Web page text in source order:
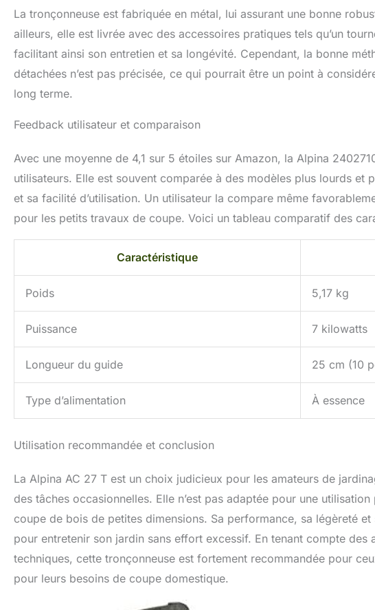
La tronçonneuse est fabriquée en métal, lui assurant une bonne
ailleurs, elle est livrée avec des accessoires pratiques tels qu’un
facilitant ainsi son entretien et sa longévité. Cependant, la bonne
détachées n’est pas précisée, ce qui pourrait être un point à
long terme.
Feedback utilisateur et comparaison
Avec une moyenne de 4,1 sur 5 étoiles sur Amazon, la Alpina
utilisateurs. Elle est souvent comparée à des modèles plus lourds et
et sa facilité d’utilisation. Un utilisateur la compare même
pour les petits travaux de coupe. Voici un tableau comparatif des
Caractéristique
Poids 5,17 kg
Puissance 7 kilowatts
Longueur du guide 25 cm (10
Type d’alimentation À essence
Utilisation recommandée et conclusion
La Alpina AC 27 T est un choix judicieux pour les amateurs de
des tâches occasionnelles. Elle n’est pas adaptée pour une
coupe de bois de petites dimensions. Sa performance, sa légèreté
pour entretenir son jardin sans effort excessif. En tenant compte des
techniques, cette tronçonneuse est fortement recommandée pour
pour leurs besoins de coupe domestique.